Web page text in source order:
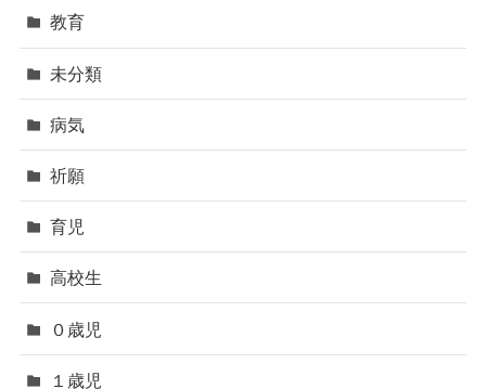
教育
未分類
病気
祈願
育児
高校生
０歳児
１歳児